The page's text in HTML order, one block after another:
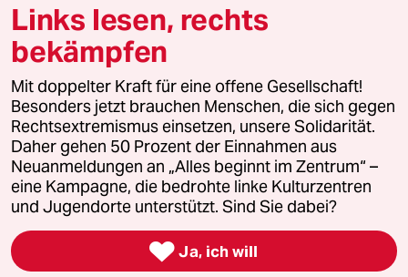
© 2026 taz Verlags und Vertriebs GmbH
Alle Rechte vorbehalten. Bei rechtlichen Fragen oder für Genehmigungen
wenden Sie sich bitte an
lizenzen@taz.de
Feedback Redaktionsstatut Kommune-Richtlinien
Leitlinie Informant Datenschutz Impressum AGB
Seitenwende Einwilligungen widerrufen (Ads)
Links lesen, rechts
bekämpfen
Mit doppelter Kraft für eine offene Gesellschaft!
Besonders jetzt brauchen Menschen, die sich gegen
Rechtsextremismus einsetzen, unsere Solidarität.
Daher gehen 50 Prozent der Einnahmen aus
Neuanmeldungen an „Alles beginnt im Zentrum“ –
eine Kampagne, die bedrohte linke Kulturzentren
und Jugendorte unterstützt. Sind Sie dabei?
 Ja, ich will